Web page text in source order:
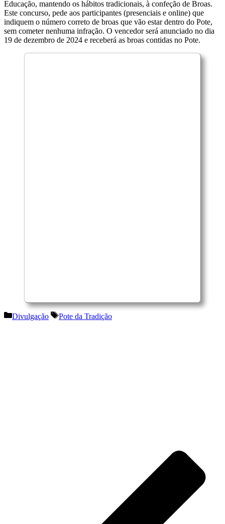
Educação, mantendo os hábitos tradicionais, à confeção de Broas.
Este concurso, pede aos participantes (presenciais e online) que
indiquem o número correto de broas que vão estar dentro do Pote,
sem cometer nenhuma infração. O vencedor será anunciado no dia
19 de dezembro de 2024 e receberá as broas contidas no Pote.
Categorias
Divulgação Etiquetas
Pote da Tradição